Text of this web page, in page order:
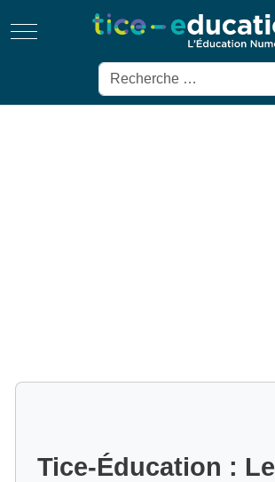
Mobile Menu Toggle
Rechercher
Tice-Éducation : Le